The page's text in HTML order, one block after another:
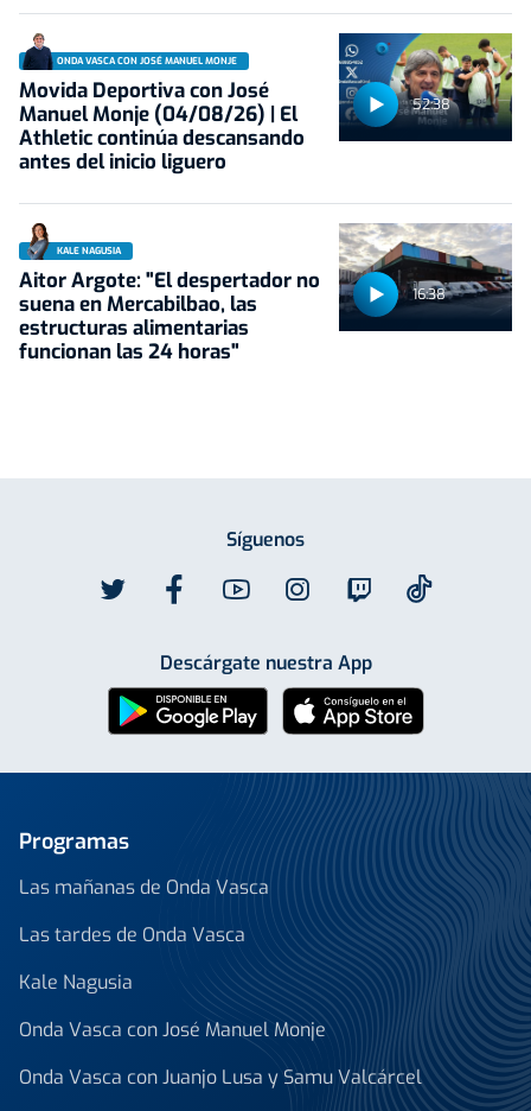
52:38
ONDA VASCA CON JOSÉ MANUEL MONJE
Movida Deportiva con José
Manuel Monje (04/08/26) | El
Athletic continúa descansando
antes del inicio liguero
16:38
KALE NAGUSIA
Aitor Argote: "El despertador no
suena en Mercabilbao, las
estructuras alimentarias
funcionan las 24 horas"
Síguenos
Descárgate nuestra App
Programas
Las mañanas de Onda Vasca
Las tardes de Onda Vasca
Kale Nagusia
Onda Vasca con José Manuel Monje
Onda Vasca con Juanjo Lusa y Samu Valcárcel